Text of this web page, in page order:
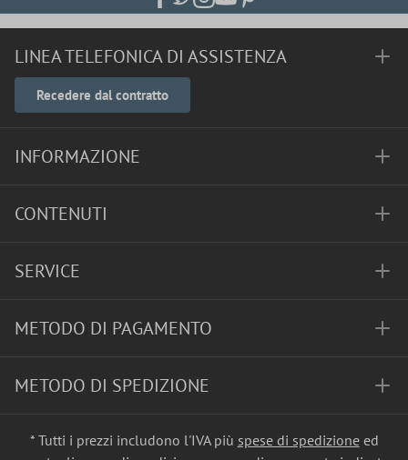
LINEA TELEFONICA DI ASSISTENZA
Recedere dal contratto
INFORMAZIONE
CONTENUTI
SERVICE
METODO DI PAGAMENTO
METODO DI SPEDIZIONE
* Tutti i prezzi includono l'IVA più spese di spedizioneed